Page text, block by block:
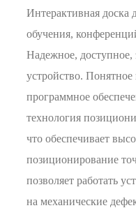
Интерактивная доска
обучения,
Надежное, доступное,
устройство. Понятное
программное
технология
что обеспечивает
позиционирование
позволяет работать
на механические